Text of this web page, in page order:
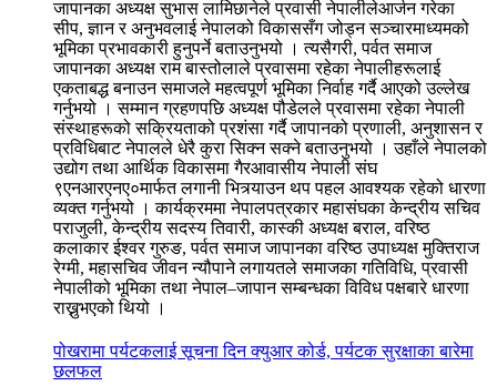
जापानका अध्यक्ष सुभास लामिछानेले प्रवासी नेपालीलेआर्जन गरेका
सीप, ज्ञान र अनुभवलाई नेपालको विकाससँग जोड्न सञ्चारमाध्यमको
भूमिका प्रभावकारी हुनुपर्ने बताउनुभयो । त्यसैगरी, पर्वत समाज
जापानका अध्यक्ष राम बास्तोलाले प्रवासमा रहेका नेपालीहरूलाई
एकताबद्ध बनाउन समाजले महत्वपूर्ण भूमिका निर्वाह गर्दै आएको उल्लेख
गर्नुभयो । सम्मान ग्रहणपछि अध्यक्ष पौडेलले प्रवासमा रहेका नेपाली
संस्थाहरूको सक्रियताको प्रशंसा गर्दै जापानको प्रणाली, अनुशासन र
प्रविधिबाट नेपालले धेरै कुरा सिक्न सक्ने बताउनुभयो । उहाँले नेपालको
उद्योग तथा आर्थिक विकासमा गैरआवासीय नेपाली संघ
९एनआरएनए०मार्फत लगानी भित्र्याउन थप पहल आवश्यक रहेको धारणा
व्यक्त गर्नुभयो । कार्यक्रममा नेपालपत्रकार महासंघका केन्द्रीय सचिव
पराजुली, केन्द्रीय सदस्य तिवारी, कास्की अध्यक्ष बराल, वरिष्ठ
कलाकार ईश्वर गुरुङ, पर्वत समाज जापानका वरिष्ठ उपाध्यक्ष मुक्तिराज
रेग्मी, महासचिव जीवन न्यौपाने लगायतले समाजका गतिविधि, प्रवासी
नेपालीको भूमिका तथा नेपाल–जापान सम्बन्धका विविध पक्षबारे धारणा
राख्नुभएको थियो ।
पोखरामा पर्यटकलाई सूचना दिन क्युआर कोर्ड, पर्यटक सुरक्षाका बारेमा
छलफल